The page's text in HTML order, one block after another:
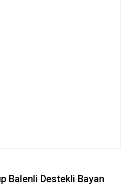
Balenli Destekli Bayan